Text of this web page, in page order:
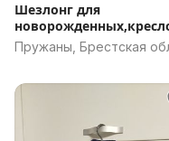
Шезлонг для
качалка
Пружаны, Брестская